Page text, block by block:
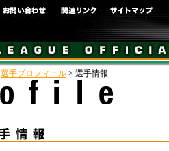
選手プロフィール > 選手情報